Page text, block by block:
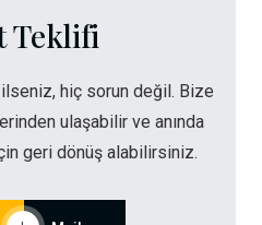
Teklifi
hiç sorun değil. Bize
ulaşabilir ve anında
geri dönüş alabilirsiniz.